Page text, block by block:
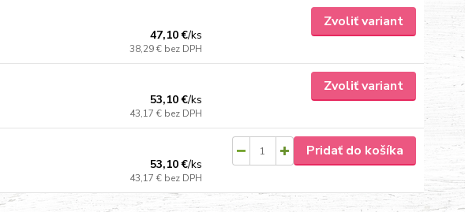
47,10 €/ks
38,29 € bez DPH
Zvoliť variant
53,10 €/ks
43,17 € bez DPH
Zvoliť variant
53,10 €/ks
43,17 € bez DPH
Pridať do košíka